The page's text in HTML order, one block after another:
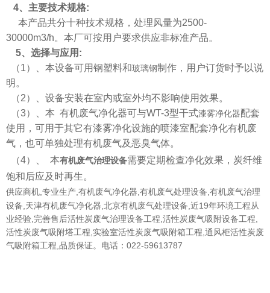
4、主要技术规格:
本产品共分十种技术规格，处理风量为2500-
30000m3/h。本厂可按用户要求供应非标准产品。
5、选择与应用 :
（1）、本设备可用钢塑料和玻璃钢制作，用户订货时予以说
明。
（2）、设备安装在室内或室外均不影响使用效果。
（3）、本 有机废气净化器可与WT-3型干式漆雾净化器配套
使用，可用于其它有漆雾净化设施的喷漆室配套净化有机废
气，也可单独处理有机废气及恶臭气体。
（4）、 本有机废气治理设备需要定期检查净化效果，炭纤维
饱和后应及时再生。
供应商机,专业生产, 有机废气净化器 有机废气处理设备 ,有机废气治理
设备,天津有机废气净化器,北京有机废气处理设备,近19年环境工程从
业经验,完善售后活性炭废气治理设备工程,活性炭废气吸附设备工程,
活性炭废气吸附塔工程, 实验室活性炭废气吸附箱工程,通风柜活性炭废
气吸附箱工程,品质保证。电话：022-59613787